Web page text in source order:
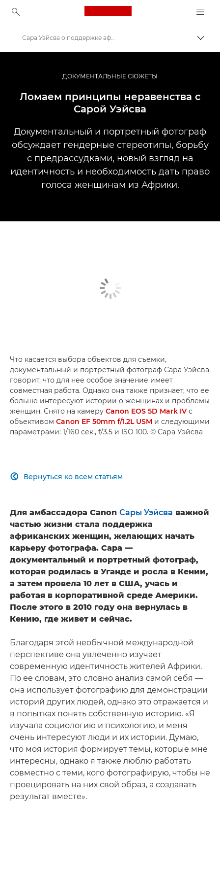
Canon Logo, back to
Профессиональная фото- и видеосъемка
Истории
Сара Уэйсва о поддержке африканских женщин
ДОКУМЕНТАЛЬНЫЕ СЮЖЕТЫ
Ломаем принципы неравенства с
Сарой Уэйсва
Документальный и портретный фотограф
обсуждает гендерные стереотипы, борьбу
с предрассудками, новый взгляд на
идентичность и необходимость дать право
голоса женщинам из Африки.
Что касается выбора объектов для съемки,
документальный и портретный фотограф Сара Уэйсва
говорит, что для нее особое значение имеет
совместная работа. Однако она также признает, что ее
больше интересуют истории о женщинах и проблемы
женщин. Снято на камеру Canon EOS 5D Mark IV с
объективом Canon EF 50mm f/1.2L USM и следующими
параметрами: 1/160 сек., f/3.5 и ISO 100. © Сара Уэйсва
Вернуться ко всем статьям

Для амбассадора Canon Сары Уэйсва важной
частью жизни стала поддержка
африканских женщин, желающих начать
карьеру фотографа. Сара —
документальный и портретный фотограф,
которая родилась в Уганде и росла в Кении,
а затем провела 10 лет в США, учась и
работая в корпоративной среде Америки.
После этого в 2010 году она вернулась в
Кению, где живет и сейчас.
Благодаря этой необычной международной
перспективе она увлеченно изучает
современную идентичность жителей Африки.
По ее словам, это словно анализ самой себя —
она использует фотографию для демонстрации
историй других людей, однако это отражается и
в попытках понять собственную историю. «Я
изучала социологию и психологию, и меня
очень интересуют люди и их истории. Думаю,
что моя история формирует темы, которые мне
интересны, однако я также люблю работать
совместно с теми, кого фотографирую, чтобы не
проецировать на них свой образ, а создавать
результат вместе».